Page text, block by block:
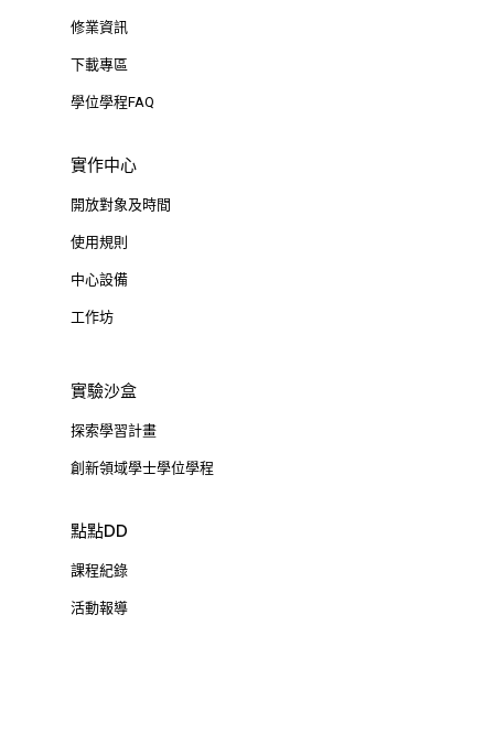
修業資訊
下載專區
學位學程FAQ
實作中心
開放對象及時間
使用規則
中心設備
工作坊
實驗沙盒
探索學習計畫
創新領域學士學位學程
點點DD
課程紀錄
活動報導